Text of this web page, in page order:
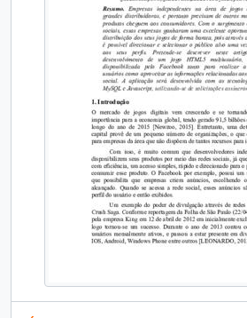
GARF: PREVENÇÃO CONTRA
FERRAMENTA PARA APOIO À
PROPOSTA DE UM SOFTWARE PARA GERENCIAMENTO DE
DESENVOLVIMENTO DE UM SISTEMA MÓVEL DE APOIO À
TEM JOGO - UMA PLATAFORMA WEB PARA
SISTEMA DE GESTÃO FINANCEIRA PARA
MACHINE LEARNING COMO FERRAMENTA DE AUXÍLIO NA PREDIÇÃO DE
Aeon Space: protótipo de um jogo Shoot ‘em up
Sistema para Gerenciamento de Armários
Aplicativo MeGuia: Traçando
Curso de Pós-Graduação Mestrado